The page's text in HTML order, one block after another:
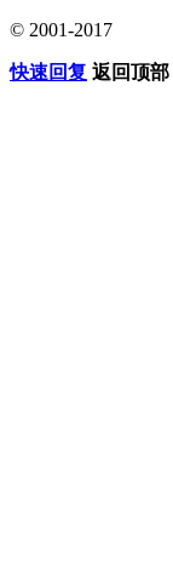
© 2001-2017
快速回复 返回顶部